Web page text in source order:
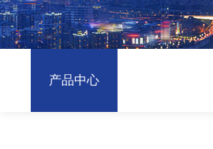
产品中心